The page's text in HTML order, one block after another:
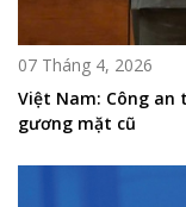
07 Tháng 4, 2026
Việt Nam: Công an
gương mặt cũ